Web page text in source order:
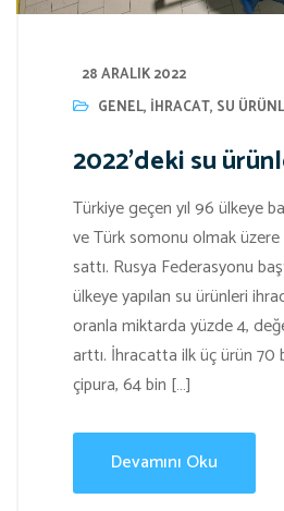
28 ARALIK 2022
GENEL, IHRACAT, SU
2022’deki su
Türkiye geçen yıl 96 ülkeye
ve Türk somonu olmak
sattı. Rusya Federasyonu
ülkeye yapılan su ürünleri
oranla miktarda yüzde 4,
arttı. İhracatta ilk üç ürün 70
çipura, 64 bin […]
Devamını Oku